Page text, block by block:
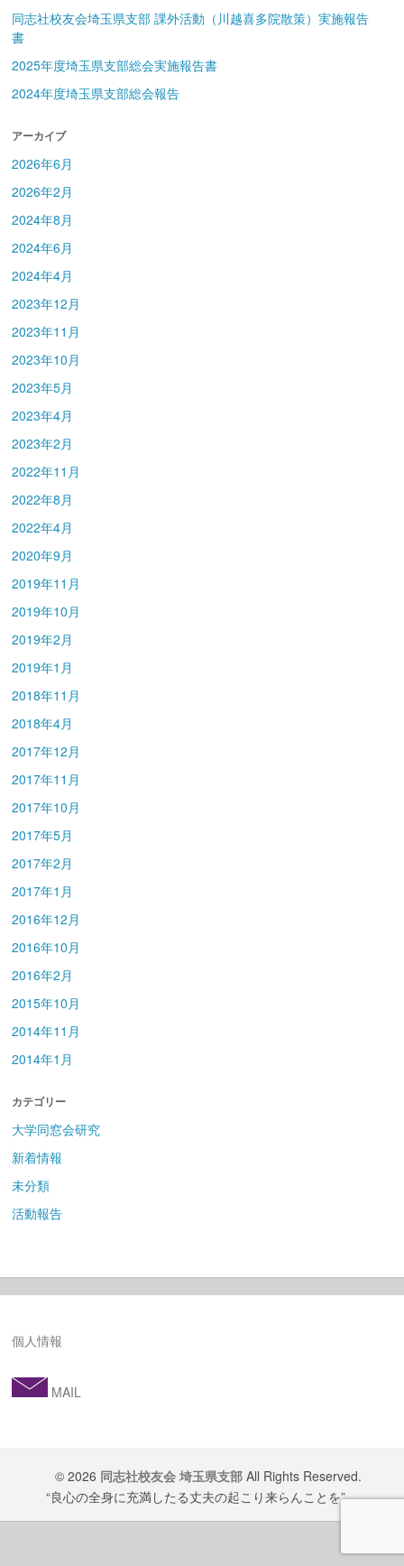
同志社校友会埼玉県支部 課外活動（川越喜多院散策）実施報告
書
2025年度埼玉県支部総会実施報告書
2024年度埼玉県支部総会報告
アーカイブ
2026年6月
2026年2月
2024年8月
2024年6月
2024年4月
2023年12月
2023年11月
2023年10月
2023年5月
2023年4月
2023年2月
2022年11月
2022年8月
2022年4月
2020年9月
2019年11月
2019年10月
2019年2月
2019年1月
2018年11月
2018年4月
2017年12月
2017年11月
2017年10月
2017年5月
2017年2月
2017年1月
2016年12月
2016年10月
2016年2月
2015年10月
2014年11月
2014年1月
カテゴリー
大学同窓会研究
新着情報
未分類
活動報告
個人情報
MAIL
© 2026 同志社校友会 埼玉県支部All Rights Reserved.
“良心の全身に充満したる丈夫の起こり来らんことを”